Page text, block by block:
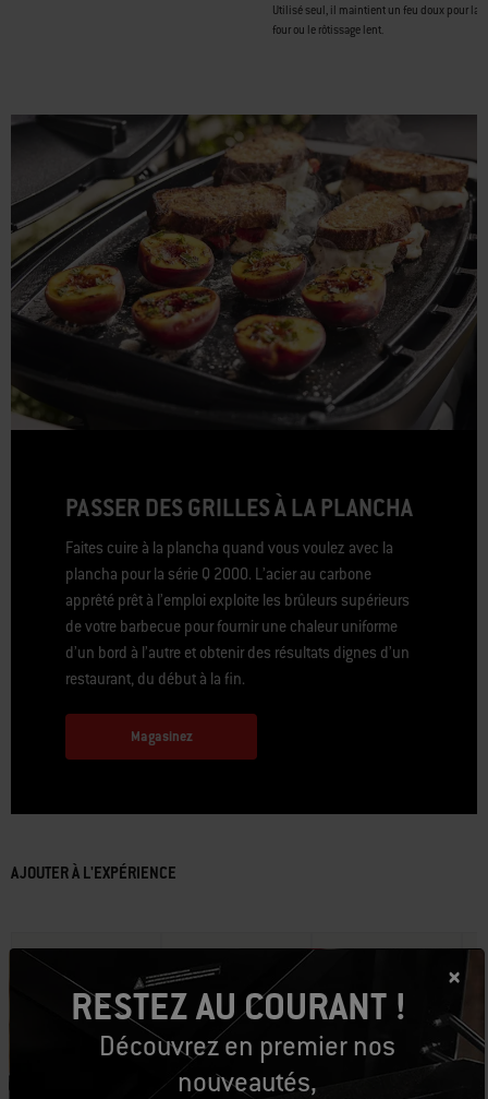
Utilisé seul, il maintient un feu doux pour la
four ou le rôtissage lent.
PASSER DES GRILLES À LA PLANCHA
Faites cuire à la plancha quand vous voulez avec la
plancha pour la série Q 2000. L’acier au carbone
apprêté prêt à l’emploi exploite les brûleurs supérieurs
de votre barbecue pour fournir une chaleur uniforme
d’un bord à l’autre et obtenir des résultats dignes d’un
restaurant, du début à la fin.
Magasinez
AJOUTER À L'EXPÉRIENCE
Numéro de pièce:
RESTEZ AU COURANT !
Découvrez en premier nos
nouveautés,